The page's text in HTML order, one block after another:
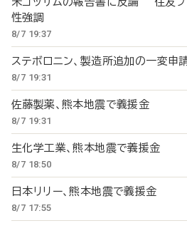
性強調
8/7 19:37
ステボロニン、製造所追加の一変
8/7 19:31
佐藤製薬、熊本地震で義援金
8/7 19:31
生化学工業、熊本地震で義援金
8/7 18:50
日本リリー、熊本地震で義援金
8/7 17:55